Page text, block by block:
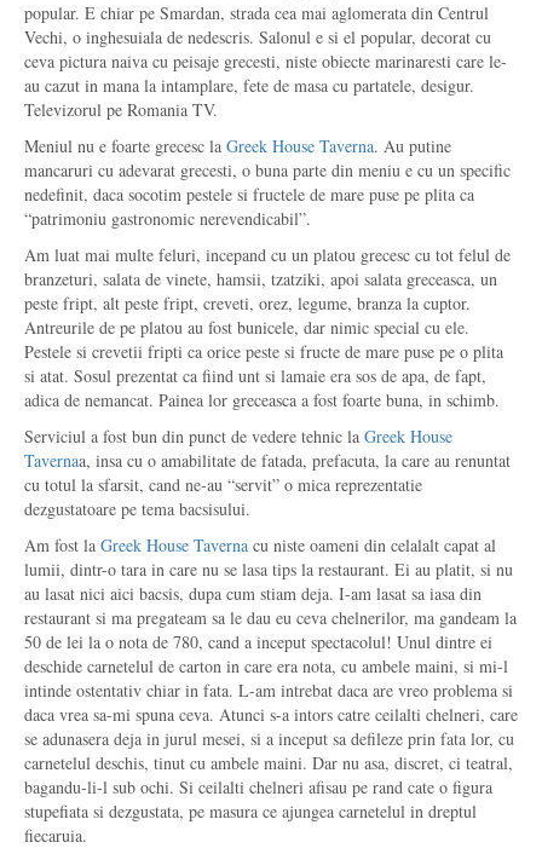
popular. E chiar pe Smardan, strada cea mai aglomerata din Centrul
Vechi, o inghesuiala de nedescris. Salonul e si el popular, decorat cu
ceva pictura naiva cu peisaje grecesti, niste obiecte marinaresti care le-
au cazut in mana la intamplare, fete de masa cu partatele, desigur.
Televizorul pe Romania TV.
Meniul nu e foarte grecesc la Greek House Taverna. Au putine
mancaruri cu adevarat grecesti, o buna parte din meniu e cu un specific
nedefinit, daca socotim pestele si fructele de mare puse pe plita ca
“patrimoniu gastronomic nerevendicabil”.
Am luat mai multe feluri, incepand cu un platou grecesc cu tot felul de
branzeturi, salata de vinete, hamsii, tzatziki, apoi salata greceasca, un
peste fript, alt peste fript, creveti, orez, legume, branza la cuptor.
Antreurile de pe platou au fost bunicele, dar nimic special cu ele.
Pestele si crevetii fripti ca orice peste si fructe de mare puse pe o plita
si atat. Sosul prezentat ca fiind unt si lamaie era sos de apa, de fapt,
adica de nemancat. Painea lor greceasca a fost foarte buna, in schimb.
Serviciul a fost bun din punct de vedere tehnic la Greek House
Tavernaa, insa cu o amabilitate de fatada, prefacuta, la care au renuntat
cu totul la sfarsit, cand ne-au “servit” o mica reprezentatie
dezgustatoare pe tema bacsisului.
Am fost la Greek House Taverna cu niste oameni din celalalt capat al
lumii, dintr-o tara in care nu se lasa tips la restaurant. Ei au platit, si nu
au lasat nici aici bacsis, dupa cum stiam deja. I-am lasat sa iasa din
restaurant si ma pregateam sa le dau eu ceva chelnerilor, ma gandeam la
50 de lei la o nota de 780, cand a inceput spectacolul! Unul dintre ei
deschide carnetelul de carton in care era nota, cu ambele maini, si mi-l
intinde ostentativ chiar in fata. L-am intrebat daca are vreo problema si
daca vrea sa-mi spuna ceva. Atunci s-a intors catre ceilalti chelneri, care
se adunasera deja in jurul mesei, si a inceput sa defileze prin fata lor, cu
carnetelul deschis, tinut cu ambele maini. Dar nu asa, discret, ci teatral,
bagandu-li-l sub ochi. Si ceilalti chelneri afisau pe rand cate o figura
stupefiata si dezgustata, pe masura ce ajungea carnetelul in dreptul
fiecaruia.